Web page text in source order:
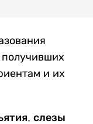
получивших
и их
слезы